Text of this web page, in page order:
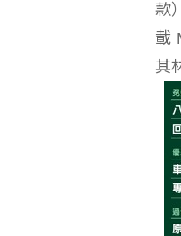
款
載
其